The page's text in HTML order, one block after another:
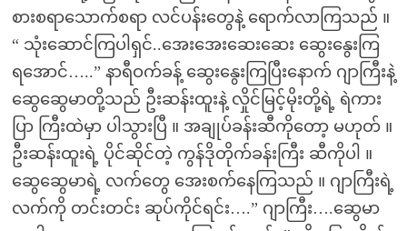
စားစရာသောက်စရာ လင်ပန်းတွေနဲ့ ရောက်လာကြသည် ။
“ သုံးဆောင်ကြပါရှင်..အေးအေးဆေးဆေး ဆွေးနွေးကြ
ရအောင်…..” နာရီဝက်ခန့် ဆွေးနွေးကြပြီးနောက် ဂျာကြီးနဲ့
ဆွေဆွေမာတို့သည် ဦးဆန်းထူးနဲ့ လှိုင်မြင့်မိုးတို့ရဲ့ ရဲကား
ပြာ ကြီးထဲမှာ ပါသွားပြီ ။ အချုပ်ခန်းဆီကိုတော့ မဟုတ် ။
ဦးဆန်းထူးရဲ့ ပိုင်ဆိုင်တဲ့ ကွန်ဒိုတိုက်ခန်းကြီး ဆီကိုပါ ။
ဆွေဆွေမာရဲ့ လက်တွေ အေးစက်နေကြသည် ။ ဂျာကြီးရဲ့
လက်ကို တင်းတင်း ဆုပ်ကိုင်ရင်း….” ဂျာကြီး….ဆွေမာ